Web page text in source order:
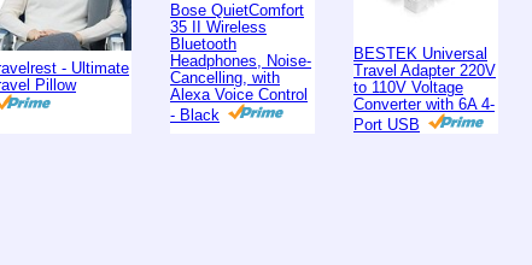
- Ultimate
Pillow
Bose QuietComfort
35 II Wireless
Bluetooth
Headphones, Noise-
Cancelling, with
Alexa Voice Control
- Black
BESTEK Universal
Travel Adapter 220V
to 110V Voltage
Converter with 6A 4-
Port USB